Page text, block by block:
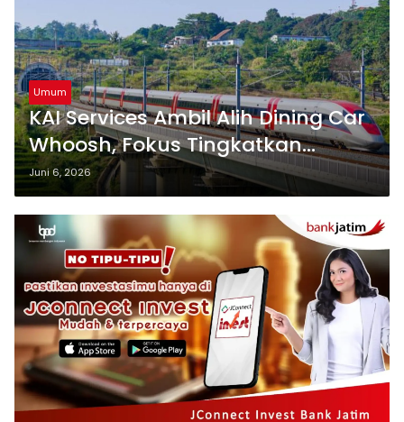
Umum
KAI Services Ambil Alih Dining Car
Whoosh, Fokus Tingkatkan
Kenyamanan Penumpang
Juni 6, 2026